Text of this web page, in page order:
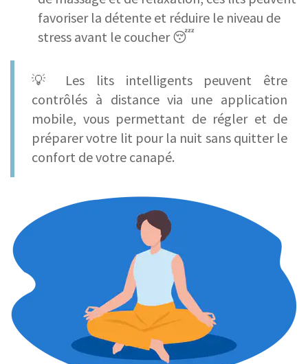
favoriser la détente et réduire le niveau de
stress avant le coucher 😴
💡 Les lits intelligents peuvent être
contrôlés à distance via une application
mobile, vous permettant de régler et de
préparer votre lit pour la nuit sans quitter le
confort de votre canapé.